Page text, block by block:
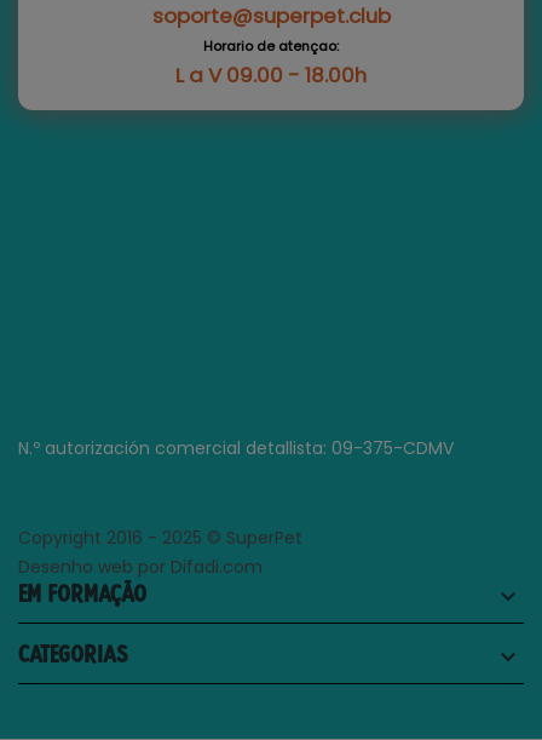
soporte@superpet.club
Horario de atençao:
L a V 09.00 - 18.00h
N.º autorización comercial detallista: 09-375-CDMV
Copyright 2016 - 2025 © SuperPet
Desenho web por Difadi.com
EM FORMAÇÃO keyboard_arrow_down
CATEGORIAS keyboard_arrow_down